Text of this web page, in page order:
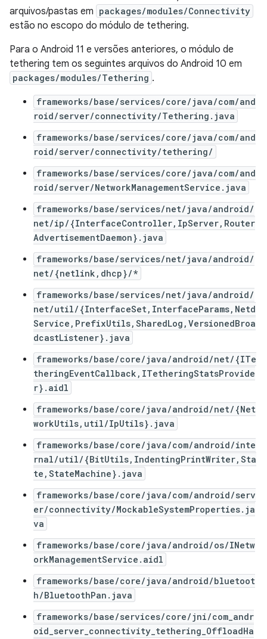
arquivos/pastas em packages/modules/Connectivity
estão no escopo do módulo de tethering.
Para o Android 11 e versões anteriores, o módulo de
tethering tem os seguintes arquivos do Android 10 em
packages/modules/Tethering .
frameworks/base/services/core/java/com/and
roid/server/connectivity/Tethering.java
frameworks/base/services/core/java/com/and
roid/server/connectivity/tethering/
frameworks/base/services/core/java/com/and
roid/server/NetworkManagementService.java
frameworks/base/services/net/java/android/
net/ip/{InterfaceController,IpServer,Router
AdvertisementDaemon}.java
frameworks/base/services/net/java/android/
net/{netlink,dhcp}/*
frameworks/base/services/net/java/android/
net/util/{InterfaceSet,InterfaceParams,Netd
Service,PrefixUtils,SharedLog,VersionedBroa
dcastListener}.java
frameworks/base/core/java/android/net/{ITe
theringEventCallback,ITetheringStatsProvide
r}.aidl
frameworks/base/core/java/android/net/{Net
workUtils,util/IpUtils}.java
frameworks/base/core/java/com/android/inte
rnal/util/{BitUtils,IndentingPrintWriter,Sta
te,StateMachine}.java
frameworks/base/core/java/com/android/serv
er/connectivity/MockableSystemProperties.ja
va
frameworks/base/core/java/android/os/INetw
orkManagementService.aidl
frameworks/base/core/java/android/bluetoot
h/BluetoothPan.java
frameworks/base/services/core/jni/com_andr
oid_server_connectivity_tethering_OffloadHa